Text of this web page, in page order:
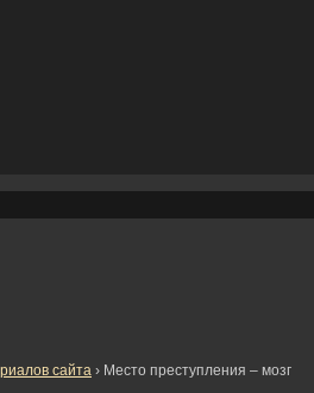
сайта › Место преступления – мозг